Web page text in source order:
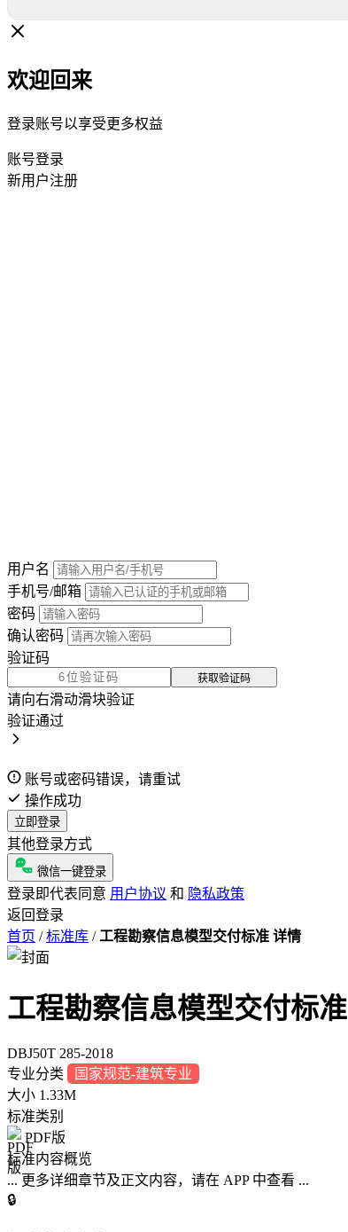
欢迎回来
登录账号以享受更多权益
账号登录
新用户注册
用户名
手机号/邮箱
密码
确认密码
验证码
获取验证码
请向右滑动滑块验证
验证通过
账号或密码错误，请重试
操作成功
立即登录
其他登录方式
微信一键登录
登录即代表同意 用户协议 和 隐私政策
返回登录
首页 / 标准库 / 工程勘察信息模型交付标准 详情
工程勘察信息模型交付标准
DBJ50T 285-2018
专业分类
国家规范-建筑专业
大小 1.33M
标准类别
PDF版
标准内容概览
... 更多详细章节及正文内容，请在 APP 中查看 ...
🔒